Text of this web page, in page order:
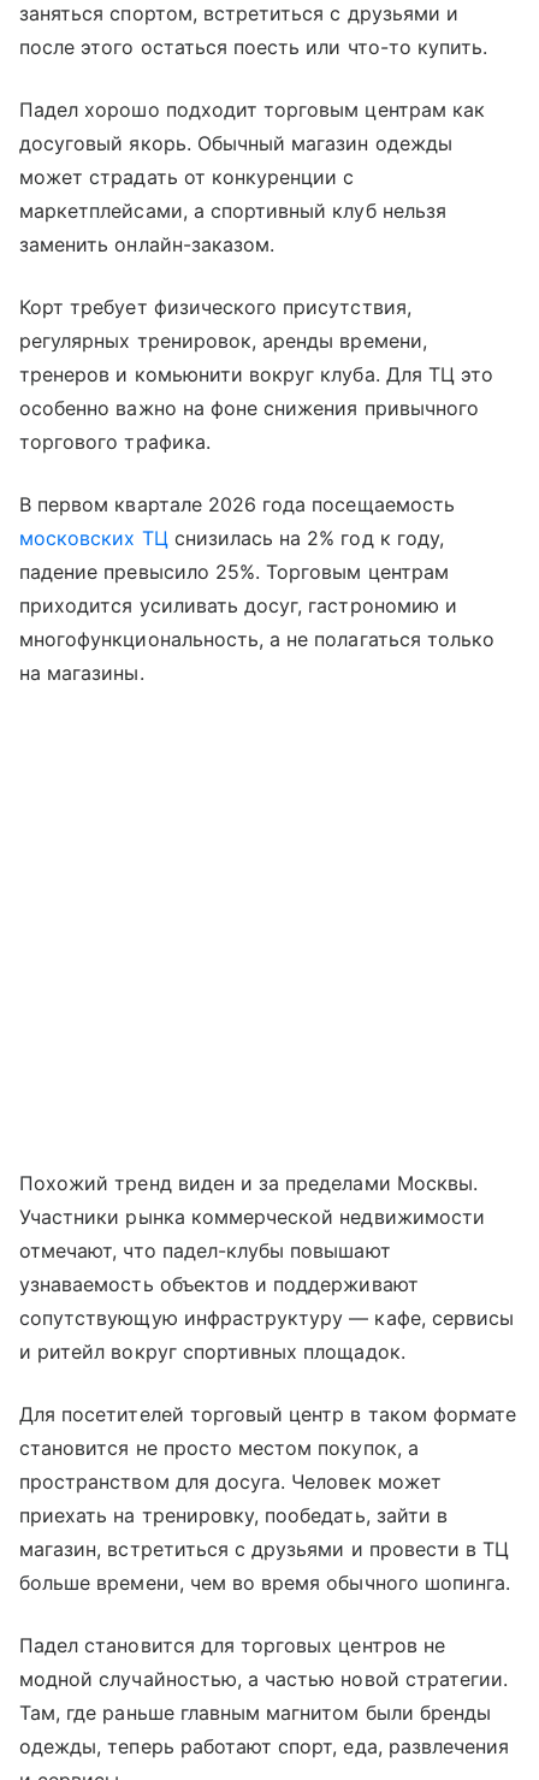
заняться спортом, встретиться с друзьями и
после этого остаться поесть или что-то купить.
Падел хорошо подходит торговым центрам как
досуговый якорь. Обычный магазин одежды
может страдать от конкуренции с
маркетплейсами, а спортивный клуб нельзя
заменить онлайн-заказом.
Корт требует физического присутствия,
регулярных тренировок, аренды времени,
тренеров и комьюнити вокруг клуба. Для ТЦ это
особенно важно на фоне снижения привычного
торгового трафика.
В первом квартале 2026 года посещаемость
московских ТЦснизилась на 2% год к году,
падение превысило 25%. Торговым центрам
приходится усиливать досуг, гастрономию и
многофункциональность, а не полагаться только
на магазины.
Похожий тренд виден и за пределами Москвы.
Участники рынка коммерческой недвижимости
отмечают, что падел-клубы повышают
узнаваемость объектов и поддерживают
сопутствующую инфраструктуру — кафе, сервисы
и ритейл вокруг спортивных площадок.
Для посетителей торговый центр в таком формате
становится не просто местом покупок, а
пространством для досуга. Человек может
приехать на тренировку, пообедать, зайти в
магазин, встретиться с друзьями и провести в ТЦ
больше времени, чем во время обычного шопинга.
Падел становится для торговых центров не
модной случайностью, а частью новой стратегии.
Там, где раньше главным магнитом были бренды
одежды, теперь работают спорт, еда, развлечения